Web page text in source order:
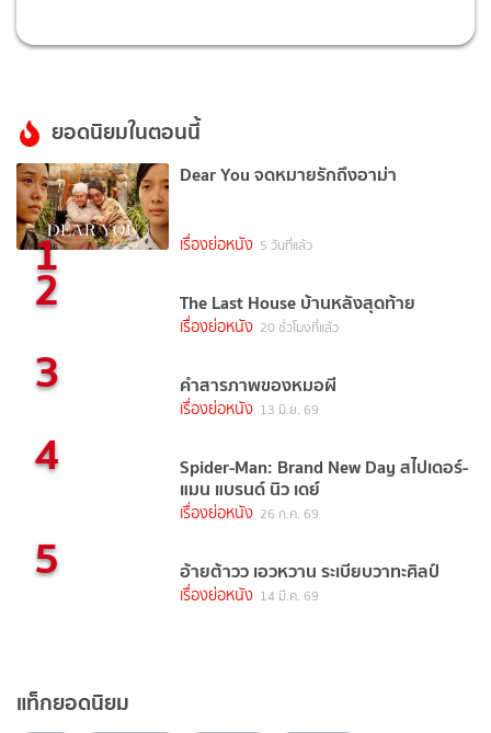
ยอดนิยมในตอนนี้
1
Dear You จดหมายรักถึงอาม่า
เรื่องย่อหนัง 5 วันที่แล้ว
2 The Last House บ้านหลังสุดท้าย
เรื่องย่อหนัง 20 ชั่วโมงที่แล้ว
3 คำสารภาพของหมอผี
เรื่องย่อหนัง 13 มิ.ย. 69
4 Spider-Man: Brand New Day สไปเดอร์-
แมน แบรนด์ นิว เดย์
เรื่องย่อหนัง 26 ก.ค. 69
5 อ้ายต้าวว เอวหวาน ระเบียบวาทะศิลป์
เรื่องย่อหนัง 14 มี.ค. 69
แท็กยอดนิยม